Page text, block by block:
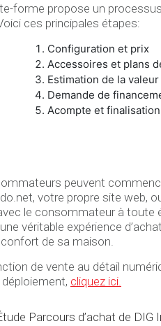
forme propose un
ces principales étapes:
Configuration et prix
Accessoires et plans
Estimation de la
Demande de
Acompte et finalisation
peuvent
votre propre site web,
le consommateur à toute
véritable expérience
de sa maison.
de vente au détail
cliquez ici
Parcours d’achat de DIG